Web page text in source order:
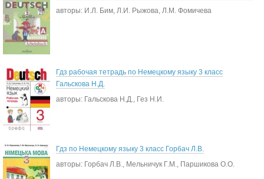
авторы: И.Л. Бим, Л.И. Рыжова, Л.М. Фомичева
Гдз рабочая тетрадь по Немецкому языку 3 класс
Гальскова Н.Д.
авторы: Гальскова Н.Д., Гез Н.И.
Гдз по Немецкому языку 3 класс Горбач Л.В.
авторы: Горбач Л.В., Мельничук Г.М., Паршикова О.О.